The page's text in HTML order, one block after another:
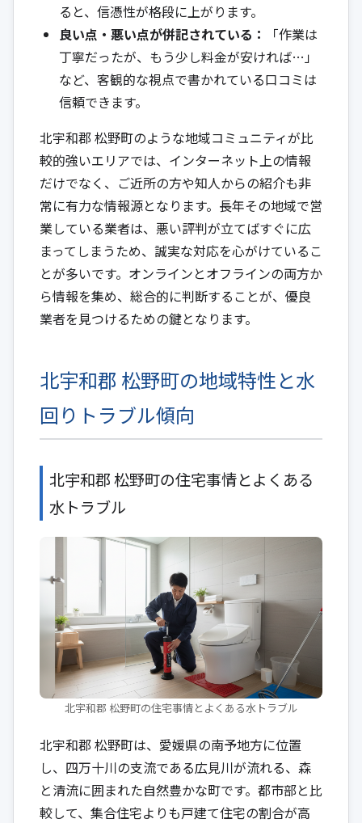
ると、信憑性が格段に上がります。
良い点・悪い点が併記されている：
「作業は
丁寧だったが、もう少し料金が安ければ…」
など、客観的な視点で書かれている口コミは
信頼できます。
北宇和郡 松野町のような地域コミュニティが比
較的強いエリアでは、インターネット上の情報
だけでなく、ご近所の方や知人からの紹介も非
常に有力な情報源となります。長年その地域で営
業している業者は、悪い評判が立てばすぐに広
まってしまうため、誠実な対応を心がけているこ
とが多いです。オンラインとオフラインの両方か
ら情報を集め、総合的に判断することが、優良
業者を見つけるための鍵となります。
北宇和郡 松野町の地域特性と水
回りトラブル傾向
北宇和郡 松野町の住宅事情とよくある
水トラブル
北宇和郡 松野町の住宅事情とよくある水トラブル
北宇和郡 松野町は、愛媛県の南予地方に位置
し、四万十川の支流である広見川が流れる、森
と清流に囲まれた自然豊かな町です。都市部と比
較して、集合住宅よりも戸建て住宅の割合が高